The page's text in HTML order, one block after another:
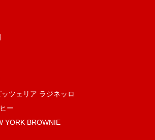
ツェリア ラジネッロ
ー
BROWNIE